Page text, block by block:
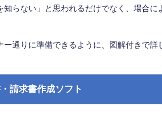
らない」と思われるだけでなく、場合に
通りに準備できるように、図解付きで詳
請求書作成ソフト